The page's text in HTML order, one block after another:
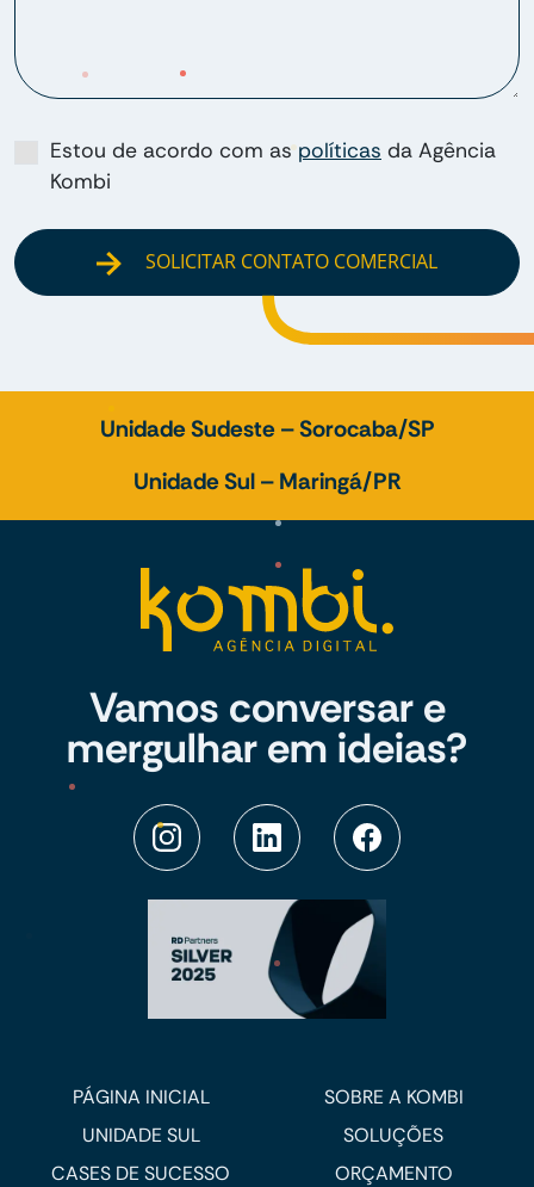
Estou de acordo com aspolíticas da Agência
Kombi
SOLICITAR CONTATO COMERCIAL
Unidade Sudeste – Sorocaba/SP
Unidade Sul – Maringá/PR
Vamos conversar e
mergulhar em ideias?
PÁGINA INICIAL
SOBRE A KOMBI
UNIDADE SUL
SOLUÇÕES
CASES DE SUCESSO
ORÇAMENTO